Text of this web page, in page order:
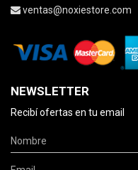
ventas@noxiestore.com
NEWSLETTER
Recibí ofertas en tu email